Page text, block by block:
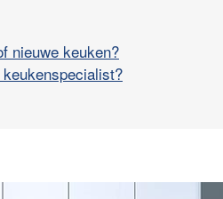
nieuwe keuken?